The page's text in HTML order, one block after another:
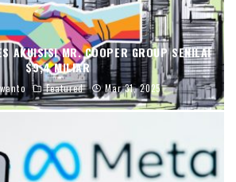
AKUISISI MR. COOPER GROUP SENILAI
$9,4 MILIAR
Featured Mar 31, 2025